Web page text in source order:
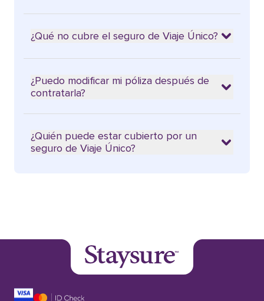
¿Qué no cubre el seguro de Viaje Único?
¿Puedo modificar mi póliza después de
contratarla?
¿Quién puede estar cubierto por un
seguro de Viaje Único?